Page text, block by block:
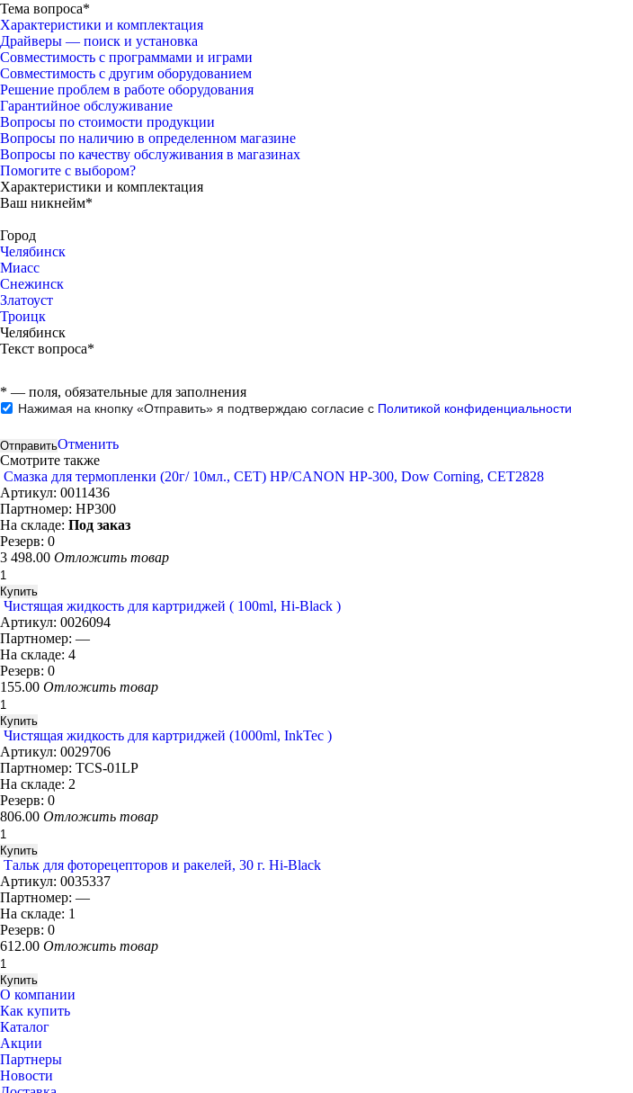
Тема вопроса*
Характеристики и комплектация
Драйверы — поиск и установка
Совместимость с программами и играми
Совместимость с другим оборудованием
Решение проблем в работе оборудования
Гарантийное обслуживание
Вопросы по стоимости продукции
Вопросы по наличию в определенном магазине
Вопросы по качеству обслуживания в магазинах
Помогите с выбором?
Характеристики и комплектация
Ваш никнейм*
Город
Челябинск
Миасс
Снежинск
Златоуст
Троицк
Челябинск
Текст вопроса*
* — поля, обязательные для заполнения
Нажимая на кнопку «Отправить» я подтверждаю согласие с Политикой конфиденциальности
Отменить
Смотрите также
Смазка для термопленки (20г/ 10мл., CET) HP/CANON HP-300, Dow Corning, CET2828
Артикул: 0011436
Партномер: HP300
На складе: Под заказ
Резерв: 0
3 498.00 Отложить товар
Чистящая жидкость для картриджей ( 100ml, Hi-Black )
Артикул: 0026094
Партномер: —
На складе: 4
Резерв: 0
155.00 Отложить товар
Чистящая жидкость для картриджей (1000ml, InkTec )
Артикул: 0029706
Партномер: TCS-01LP
На складе: 2
Резерв: 0
806.00 Отложить товар
Тальк для фоторецепторов и ракелей, 30 г. Hi-Black
Артикул: 0035337
Партномер: —
На складе: 1
Резерв: 0
612.00 Отложить товар
О компании
Как купить
Каталог
Акции
Партнеры
Новости